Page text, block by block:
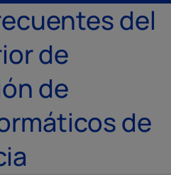
del
de
de
de